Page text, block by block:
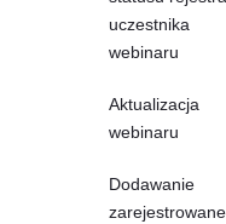
uczestnika
webinaru
Aktualizacja
webinaru
Dodawanie